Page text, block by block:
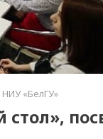
«БелГУ»
стол»,